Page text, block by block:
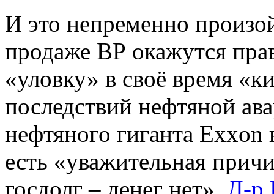
И это непременно
продаже ВР окажутся
«уловку» в своё время
последствий нефтяной
нефтяного гиганта
есть «уважительная